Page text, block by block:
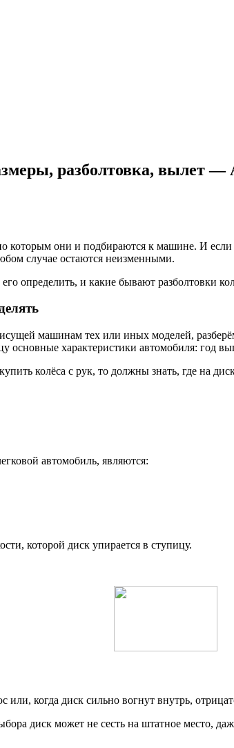
разболтовка, вылет —
которым они и подбираются к машине. И
случае остаются неизменными.
определить, и какие бывают разболтовки
машинам тех или иных моделей,
характеристики автомобиля: год
колёса с рук, то должны знать, где на
автомобиль, являются:
которой диск упирается в ступицу.
когда диск сильно вогнут внутрь,
диск может не сесть на штатное место,